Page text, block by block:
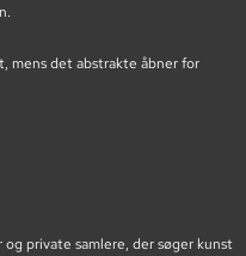
mens det abstrakte åbner for
private samlere, der søger kunst